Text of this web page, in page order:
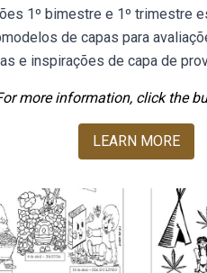
1º bimestre e 1º trimestre
de capas para
e inspirações de capa de
more information, click the
LEARN MORE